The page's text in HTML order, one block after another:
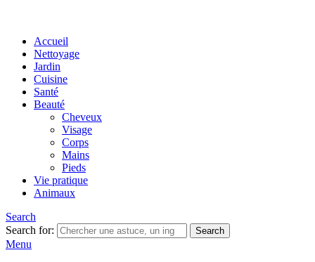
Accueil
Nettoyage
Jardin
Cuisine
Santé
Beauté
Cheveux
Visage
Corps
Mains
Pieds
Vie pratique
Animaux
Search
Search for:
Search
Menu